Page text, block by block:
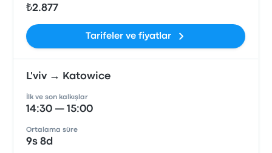
₺2.877
Tarifeler ve fiyatlar
L'viv → Katowice
İlk ve son kalkışlar
14:30 — 15:00
Ortalama süre
9s 8d